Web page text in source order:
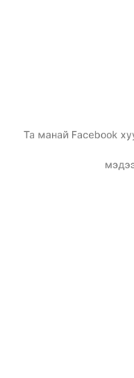
Та манай Facebook